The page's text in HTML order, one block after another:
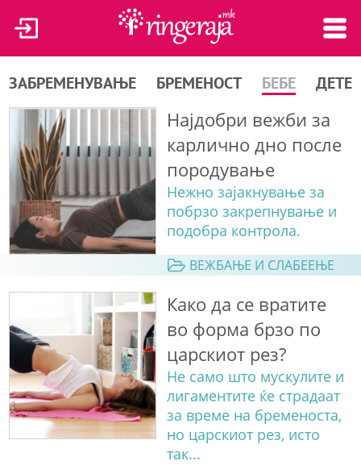
ЗАБРЕМЕНУВАЊЕ БРЕМЕНОСТ БЕБЕ ДЕТЕ
Најдобри вежби за
карлично дно после
породување
Нежно зајакнување за
побрзо закрепнување и
подобра контрола.
ВЕЖБАЊЕ И СЛАБЕЕЊЕ
Како да се вратите
во форма брзо по
царскиот рез?
Не само што мускулите и
лигаментите ќе страдаат
за време на бременоста,
но царскиот рез, исто
так...